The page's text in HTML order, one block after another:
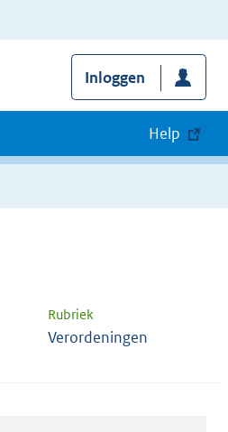
Inloggen
Help
Rubriek
Verordeningen